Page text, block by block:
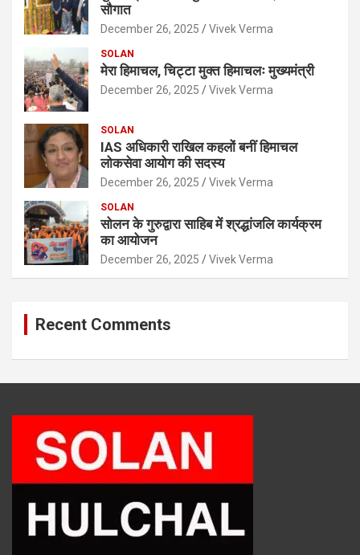
सौगात
December 26, 2025 Vivek Verma
SOLAN
मेरा हिमाचल, चिट्टा मुक्त हिमाचलः मुख्यमंत्री
December 26, 2025 Vivek Verma
SOLAN
IAS अधिकारी राखिल कहलों बनीं हिमाचल
लोकसेवा आयोग की सदस्य
December 26, 2025 Vivek Verma
SOLAN
सोलन के गुरुद्वारा साहिब में श्रद्धांजलि कार्यक्रम
का आयोजन
December 26, 2025 Vivek Verma
Recent Comments